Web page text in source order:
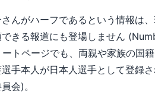
んがハーフであるという情報は
できる報道にも登場しません
トページでも、両親や家族の国
選手本人が日本人選手として登録
会)。